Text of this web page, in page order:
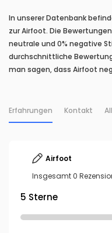
In unserer Datenbank
zur Airfoot. Die
neutrale und 0% negative
durchschnittliche
man sagen, dass Airfoot
Erfahrungen Kontakt
Airfoot
Insgesamt 0
5 Sterne